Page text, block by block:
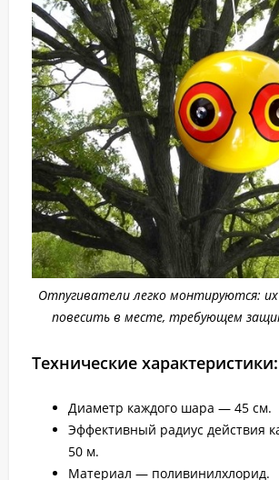
Отпугиватели легко монтируются:
повесить в месте, требующем
Технические характеристики:
Диаметр каждого шара — 45 см.
Эффективный радиус действия
50 м.
Материал — поливинилхлорид.